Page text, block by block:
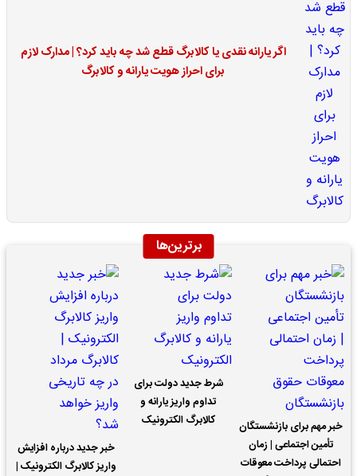
اگر یارانه نقدی یا کالابرگ قطع شد چه باید کرد؟ | مدارک لازم
برای احراز هویت یارانه و کالابرگ
برترین‌ها
خبر مهم برای بازنشستگان
تأمین اجتماعی | زمان
احتمالی پرداخت معوقات
شرط جدید دولت برای
تداوم واریز یارانه و
کالابرگ الکترونیک
خبر جدید درباره افزایش
واریز کالابرگ الکترونیک |